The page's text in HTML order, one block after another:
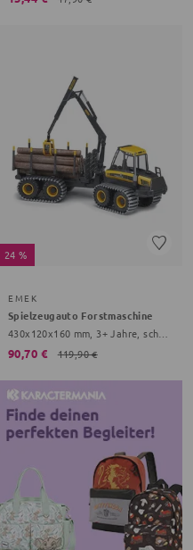
24 %
EMEK
Spielzeugauto Forstmaschine
90,70 € 119,90 €